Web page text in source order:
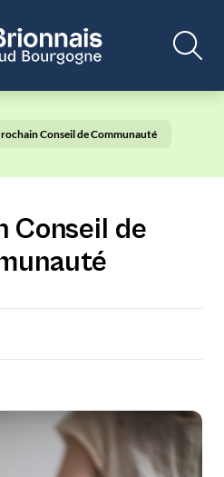
Conseil de Communauté
Conseil de